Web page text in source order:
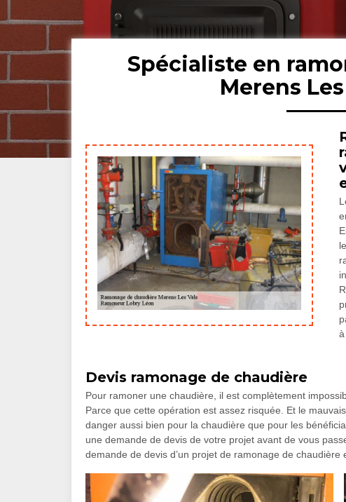
Spécialiste en
Merens Les
Devis ramonage de chaudière
Pour ramoner une chaudière, il est complètement
Parce que cette opération est assez risquée. Et le
danger aussi bien pour la chaudière que pour les
une demande de devis de votre projet avant de vous
demande de devis d’un projet de ramonage de